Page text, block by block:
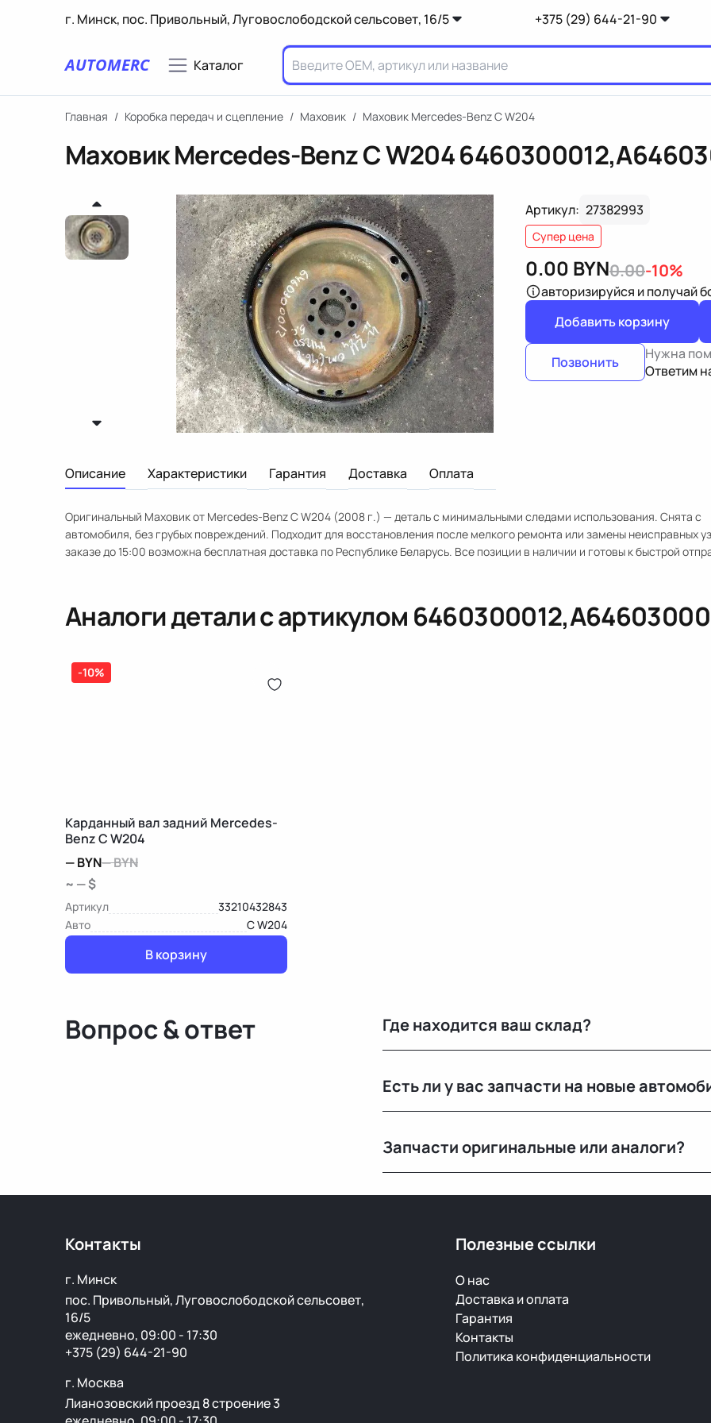
г. Минск, пос. Привольный, Луговослободской сельсовет, 16/5 +375 (29) 644-21-90
AUTOMERC Каталог
Главная / Коробка передач и сцепление / Маховик / Маховик Mercedes-Benz C W204
Маховик Mercedes-Benz C W204
Артикул: 27382993
Супер цена
0.00 BYN0.00-10%
авторизируйся и получай
Добавить корзину
Позвонить
Нужна
Ответим
Описание Характеристики Гарантия Доставка Оплата
Оригинальный Маховик от Mercedes-Benz C W204 (2008 г.) — деталь с минимальными следами использования. Снята с
автомобиля, без грубых повреждений. Подходит для восстановления после мелкого ремонта или замены неисправных
заказе до 15:00 возможна бесплатная доставка по Республике Беларусь. Все позиции в наличии и готовы к быстрой
Аналоги детали с артикулом
-10%
Карданный вал задний Mercedes-
Benz C W204
—BYN—BYN
~ — $
Артикул
33210432843
Авто
C W204
В корзину
Вопрос & ответ Где находится ваш склад?
РФ.
Есть ли у вас запчасти на новые
Запчасти оригинальные или аналоги?
Контакты
г. Минск
пос. Привольный, Луговослободской сельсовет,
16/5
ежедневно, 09:00 - 17:30
+375 (29) 644-21-90
г. Москва
Лианозовский проезд 8 строение 3
Полезные ссылки
О нас
Доставка и оплата
Гарантия
Контакты
Политика конфиденциальности